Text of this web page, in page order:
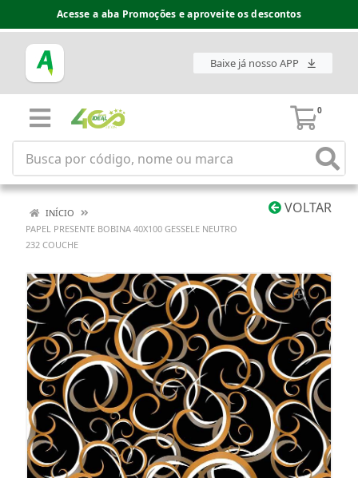
Acesse a aba Promoções e aproveite os descontos
Baixe já nosso APP
0
VOLTAR
INÍCIO
PAPEL PRESENTE BOBINA 40X100 GESSELE NEUTRO
232 COUCHE